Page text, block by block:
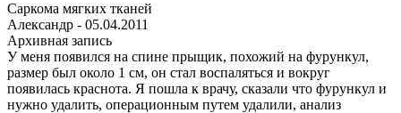
Саркома мягких тканей
Александр - 05.04.2011
Архивная запись
У меня появился на спине прыщик, похожий на фурункул,
размер был около 1 см, он стал воспаляться и вокруг
появилась краснота. Я пошла к врачу, сказали что фурункул и
нужно удалить, операционным путем удалили, анализ